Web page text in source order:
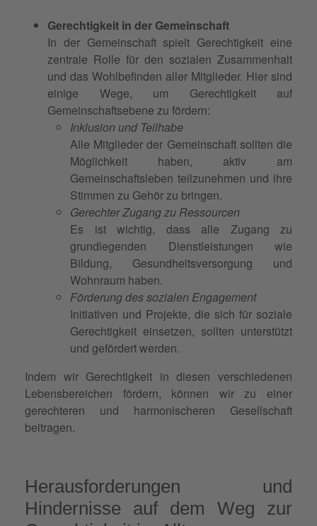
Gerechtigkeit in der Gemeinschaft
In der Gemeinschaft spielt Gerechtigkeit eine
zentrale Rolle für den sozialen Zusammenhalt
und das Wohlbefinden aller Mitglieder. Hier sind
einige Wege, um Gerechtigkeit auf
Gemeinschaftsebene zu fördern:
Inklusion und Teilhabe
Alle Mitglieder der Gemeinschaft sollten die
Möglichkeit haben, aktiv am
Gemeinschaftsleben teilzunehmen und ihre
Stimmen zu Gehör zu bringen.
Gerechter Zugang zu Ressourcen
Es ist wichtig, dass alle Zugang zu
grundlegenden Dienstleistungen wie
Bildung, Gesundheitsversorgung und
Wohnraum haben.
Förderung des sozialen Engagement
Initiativen und Projekte, die sich für soziale
Gerechtigkeit einsetzen, sollten unterstützt
und gefördert werden.
Indem wir Gerechtigkeit in diesen verschiedenen
Lebensbereichen fördern, können wir zu einer
gerechteren und harmonischeren Gesellschaft
beitragen.
Herausforderungen und
Hindernisse auf dem Weg zur